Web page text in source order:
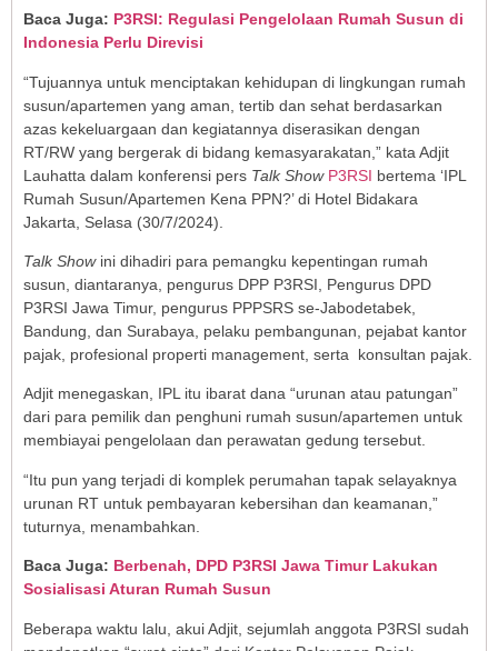
Baca Juga: P3RSI: Regulasi Pengelolaan Rumah Susun di
Indonesia Perlu Direvisi
“Tujuannya untuk menciptakan kehidupan di lingkungan rumah
susun/apartemen yang aman, tertib dan sehat berdasarkan
azas kekeluargaan dan kegiatannya diserasikan dengan
RT/RW yang bergerak di bidang kemasyarakatan,” kata Adjit
Lauhatta dalam konferensi pers Talk Show P3RSI bertema ‘IPL
Rumah Susun/Apartemen Kena PPN?’ di Hotel Bidakara
Jakarta, Selasa (30/7/2024).
Talk Showini dihadiri para pemangku kepentingan rumah
susun, diantaranya, pengurus DPP P3RSI, Pengurus DPD
P3RSI Jawa Timur, pengurus PPPSRS se-Jabodetabek,
Bandung, dan Surabaya, pelaku pembangunan, pejabat kantor
pajak, profesional properti management, serta konsultan pajak.
Adjit menegaskan, IPL itu ibarat dana “urunan atau patungan”
dari para pemilik dan penghuni rumah susun/apartemen untuk
membiayai pengelolaan dan perawatan gedung tersebut.
“Itu pun yang terjadi di komplek perumahan tapak selayaknya
urunan RT untuk pembayaran kebersihan dan keamanan,”
tuturnya, menambahkan.
Baca Juga: Berbenah, DPD P3RSI Jawa Timur Lakukan
Sosialisasi Aturan Rumah Susun
Beberapa waktu lalu, akui Adjit, sejumlah anggota P3RSI sudah